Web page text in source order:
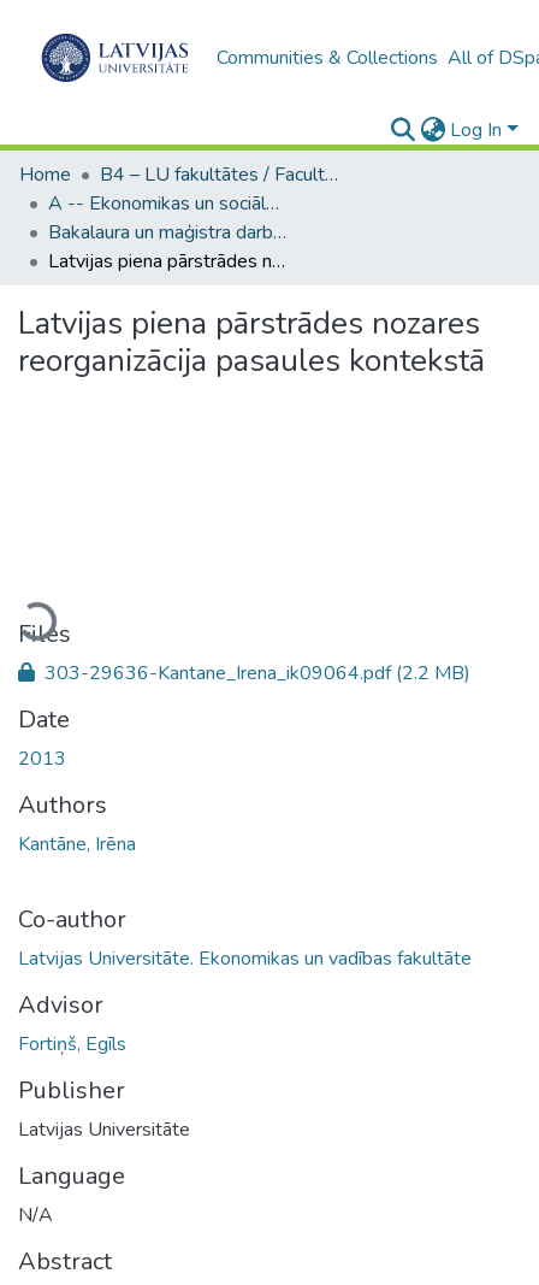
Communities & Collections All of
Log In
Home
B4 – LU fakultātes / Faculties of the UL
A -- Ekonomikas un sociālo zinātņu fakultāte / Faculty of Economics and Social Sciences
Bakalaura un maģistra darbi (ESZF) / Bachelor's and Master's theses
Latvijas piena pārstrādes nozares reorganizācija pasaules kontekstā
Latvijas piena pārstrādes nozares
reorganizācija pasaules kontekstā
Loading...
Files
303-29636-Kantane_Irena_ik09064.pdf(2.2 MB)
Date
2013
Authors
Kantāne, Irēna
Co-author
Latvijas Universitāte. Ekonomikas un vadības fakultāte
Advisor
Fortiņš, Egīls
Publisher
Latvijas Universitāte
Language
N/A
Abstract